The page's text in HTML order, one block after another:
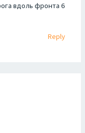
вдоль фронта 6
Reply